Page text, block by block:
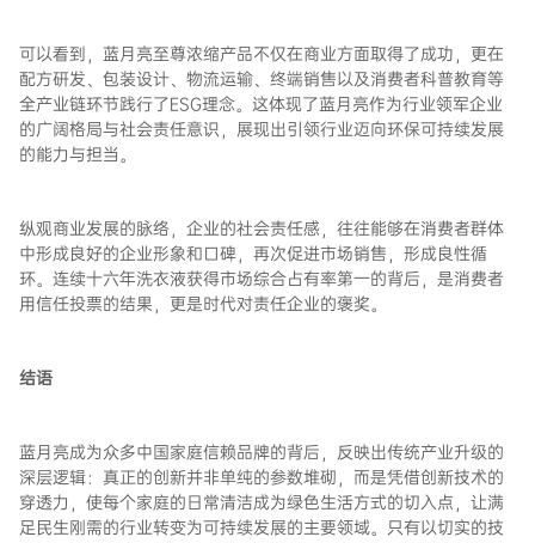
可以看到，蓝月亮至尊浓缩产品不仅在商业方面取得了成功，更在
配方研发、包装设计、物流运输、终端销售以及消费者科普教育等
全产业链环节践行了ESG理念。这体现了蓝月亮作为行业领军企业
的广阔格局与社会责任意识，展现出引领行业迈向环保可持续发展
的能力与担当。
纵观商业发展的脉络，企业的社会责任感，往往能够在消费者群体
中形成良好的企业形象和口碑，再次促进市场销售，形成良性循
环。连续十六年洗衣液获得市场综合占有率第一的背后，是消费者
用信任投票的结果，更是时代对责任企业的褒奖。
结语
蓝月亮成为众多中国家庭信赖品牌的背后，反映出传统产业升级的
深层逻辑：真正的创新并非单纯的参数堆砌，而是凭借创新技术的
穿透力，使每个家庭的日常清洁成为绿色生活方式的切入点，让满
足民生刚需的行业转变为可持续发展的主要领域。只有以切实的技